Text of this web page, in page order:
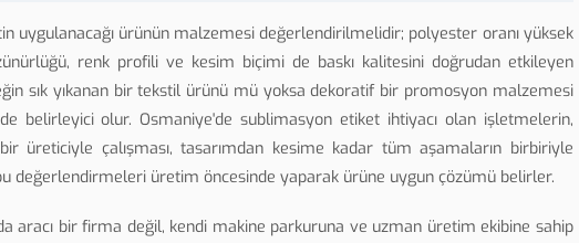
uygulanacağı ürünün malzemesi değerlendirilmelidir; polyester oranı yüksek
renk profili ve kesim biçimi de baskı kalitesini doğrudan etkileyen
sık yıkanan bir tekstil ürünü mü yoksa dekoratif bir promosyon malzemesi
belirleyici olur. Osmaniye'de sublimasyon etiket ihtiyacı olan işletmelerin,
üreticiyle çalışması, tasarımdan kesime kadar tüm aşamaların birbiriyle
değerlendirmeleri üretim öncesinde yaparak ürüne uygun çözümü belirler.
aracı bir firma değil, kendi makine parkuruna ve uzman üretim ekibine sahip